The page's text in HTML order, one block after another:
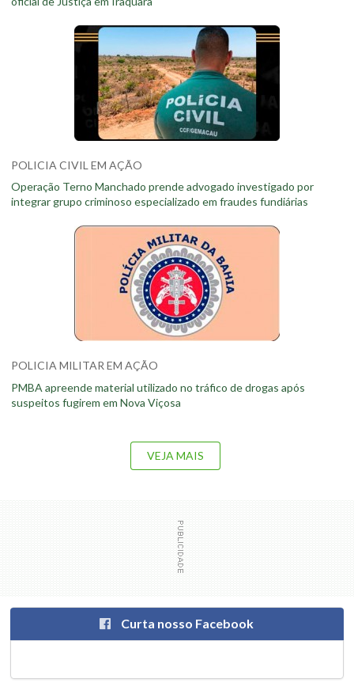
POLICIA CIVIL EM AÇÃO
Operação Terno Manchado prende advogado investigado por
integrar grupo criminoso especializado em fraudes fundiárias
POLICIA MILITAR EM AÇÃO
PMBA apreende material utilizado no tráfico de drogas após
suspeitos fugirem em Nova Viçosa
VEJA MAIS
Curta nosso Facebook